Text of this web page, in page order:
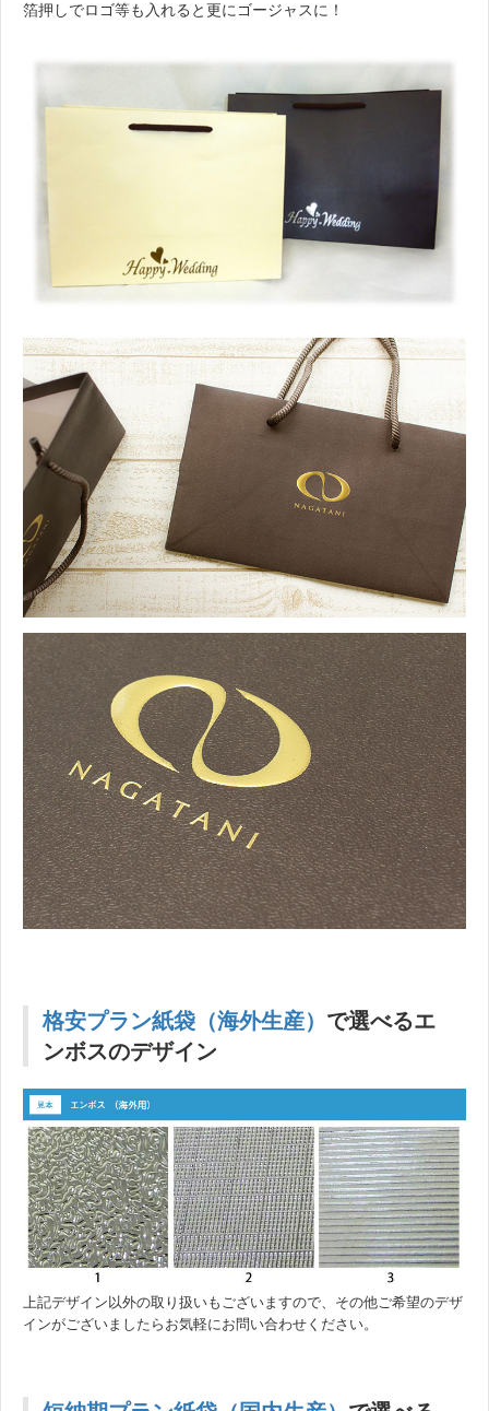
箔押しでロゴ等も入れると更にゴージャスに！
格安プラン紙袋（海外生産） で選べるエ
ンボスのデザイン
上記デザイン以外の取り扱いもございますので、その他ご希望のデザ
インがございましたらお気軽にお問い合わせください。